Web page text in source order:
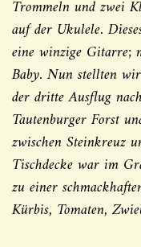
Trommeln und zwei
auf der Ukulele.
eine winzige
Baby. Nun stellten
der dritte Ausflug
Tautenburger Forst
zwischen Steinkreuz
Tischdecke war im
zu einer
Kürbis, Tomaten,